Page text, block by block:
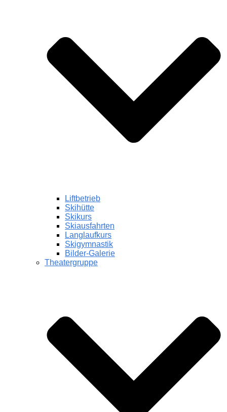
Liftbetrieb
Skihütte
Skikurs
Skiausfahrten
Langlaufkurs
Skigymnastik
Bilder-Galerie
Theatergruppe